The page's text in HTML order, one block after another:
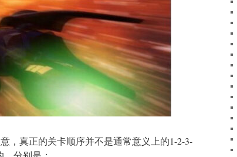
，真正的关卡顺序并不是通常意义上的1-2-3-